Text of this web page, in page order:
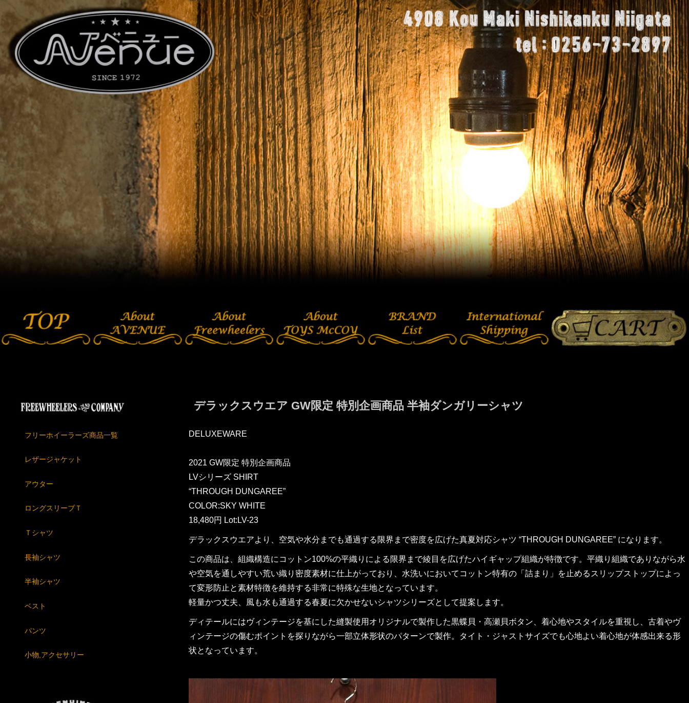
デラックスウエア GW限定 特別企画商品 半袖ダンガリーシャツ
DELUXEWARE
2021 GW限定 特別企画商品
LVシリーズ SHIRT
“THROUGH DUNGAREE”
COLOR:SKY WHITE
18,480円 Lot:LV-23
デラックスウエアより、空気や水分までも通過する限界まで密度を広げた真夏対応シャツ “THROUGH DUNGAREE” になります。
この商品は、組織構造にコットン100%の平織りによる限界まで綾目を広げたハイギャップ組織が特徴です。平織り組織でありながら水
や空気を通しやすい荒い織り密度素材に仕上がっており、水洗いにおいてコットン特有の「詰まり」を止めるスリップストップによっ
て変形防止と素材特徴を維持する非常に特殊な生地となっています。
軽量かつ丈夫、風も水も通過する春夏に欠かせないシャツシリーズとして提案します。
ディテールにはヴィンテージを基にした縫製使用オリジナルで製作した黒蝶貝・高瀬貝ボタン、着心地やスタイルを重視し、古着やヴ
ィンテージの傷むポイントを探りながら一部立体形状のパターンで製作。タイト・ジャストサイズでも心地よい着心地が体感出来る形
状となっています。
フリーホイーラーズ商品一覧
レザージャケット
アウター
ロングスリーブＴ
Ｔシャツ
長袖シャツ
半袖シャツ
ベスト
パンツ
小物,アクセサリー